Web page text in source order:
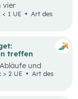
treffen
und
den
WIR vor das
2 UE
Art des
vier
auf
sind
Lernorte
1 UE